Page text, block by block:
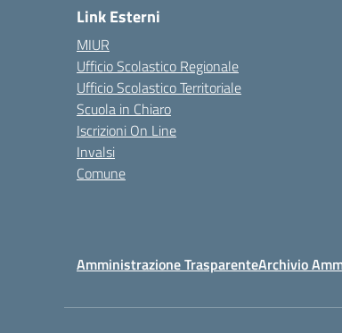
Link Esterni
MIUR
Ufficio Scolastico Regionale
Ufficio Scolastico Territoriale
Scuola in Chiaro
Iscrizioni On Line
Invalsi
Comune
Amministrazione TrasparenteArchivio